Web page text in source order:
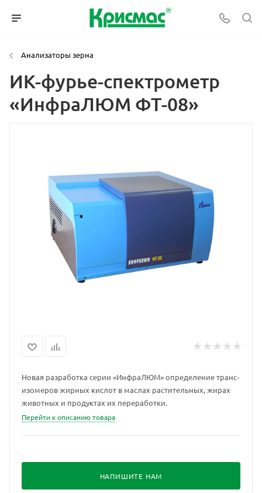
Анализаторы зерна
ИК-фурье-спектрометр
«ИнфраЛЮМ ФТ-08»
Новая разработка серии «ИнфраЛЮМ» определение транс-
изомеров жирных кислот в маслах растительных, жирах
животных и продуктах их переработки.
Перейти к описанию товара
НАПИШИТЕ НАМ